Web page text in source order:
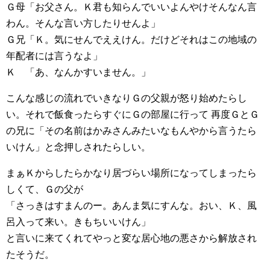
Ｇ母「お父さん。Ｋ君も知らんでいいよんやけそんなん言
わん。そんな言い方したりせんよ」
Ｇ兄「Ｋ。気にせんでええけん。だけどそれはこの地域の
年配者には言うなよ」
Ｋ 「あ、なんかすいません。」
こんな感じの流れでいきなりＧの父親が怒り始めたらし
い。それで飯食ったらすぐにＧの部屋に行って 再度ＧとＧ
の兄に「その名前はかみさんみたいなもんやから言うたら
いけん」と念押しされたらしい。
まぁＫからしたらかなり居づらい場所になってしまったら
しくて、Ｇの父が
「さっきはすまんのー。あんま気にすんな。おい、Ｋ、風
呂入って来い。きもちいいけん」
と言いに来てくれてやっと変な居心地の悪さから解放され
たそうだ。